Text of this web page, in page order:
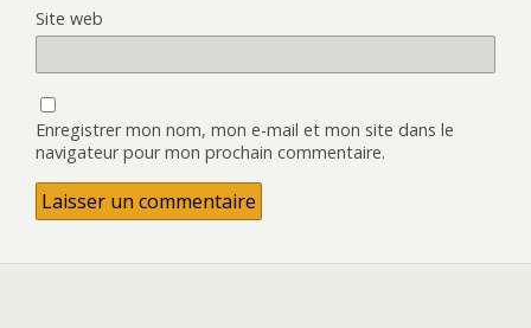
Site web
Enregistrer mon nom, mon e-mail et mon site dans le
navigateur pour mon prochain commentaire.